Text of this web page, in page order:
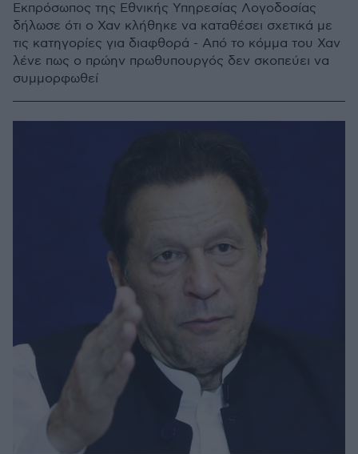
Εκπρόσωπος της Εθνικής Υπηρεσίας Λογοδοσίας
δήλωσε ότι ο Χαν κλήθηκε να καταθέσει σχετικά με
τις κατηγορίες για διαφθορά - Από το κόμμα του Χαν
λένε πως ο πρώην πρωθυπουργός δεν σκοπεύει να
συμμορφωθεί